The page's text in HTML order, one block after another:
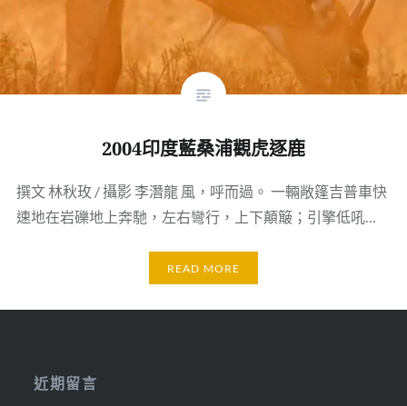
2004印度藍桑浦觀虎逐鹿
撰文 林秋玫 / 攝影 李潛龍 風，呼而過。 一輛敞篷吉普車快
速地在岩礫地上奔馳，左右彎行，上下顛簸；引擎低吼…
READ MORE
近期留言